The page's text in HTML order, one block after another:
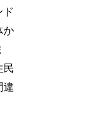
ド
か
民
違